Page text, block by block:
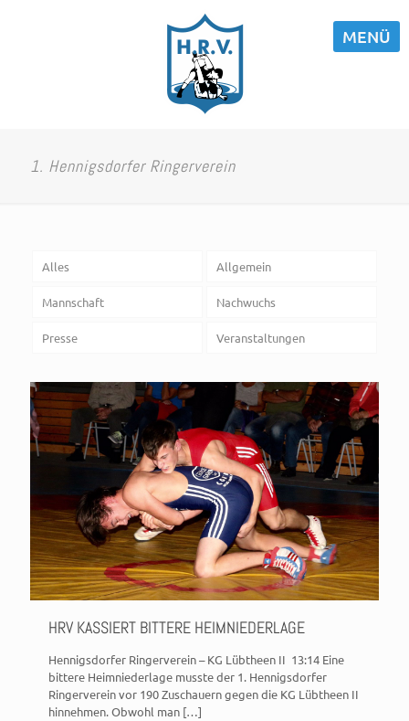
MENÜ
1. Hennigsdorfer Ringerverein
Alles Allgemein
Mannschaft Nachwuchs
Presse Veranstaltungen
HRV KASSIERT BITTERE HEIMNIEDERLAGE
Hennigsdorfer Ringerverein – KG Lübtheen II 13:14 Eine
bittere Heimniederlage musste der 1. Hennigsdorfer
Ringerverein vor 190 Zuschauern gegen die KG Lübtheen II
hinnehmen. Obwohl man […]